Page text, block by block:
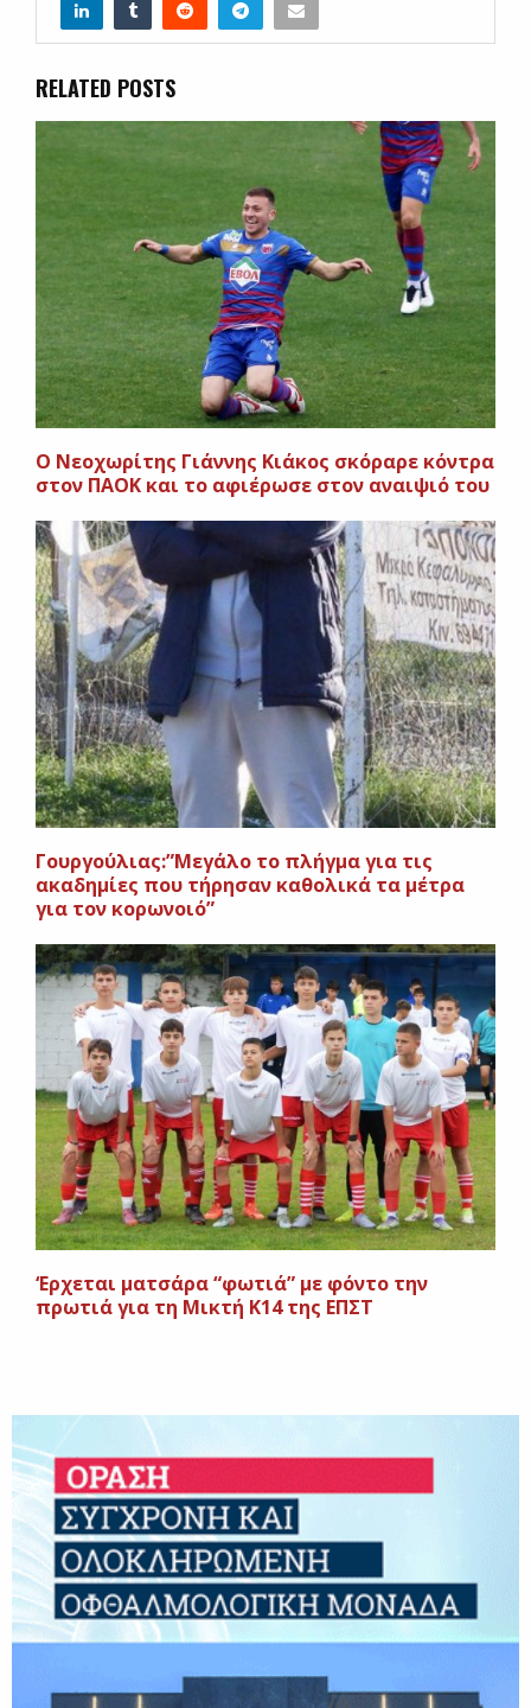
RELATED POSTS
O Νεοχωρίτης Γιάννης Κιάκος σκόραρε κόντρα
στον ΠΑΟΚ και το αφιέρωσε στον αναιψιό του
Γουργούλιας:”Μεγάλο το πλήγμα για τις
ακαδημίες που τήρησαν καθολικά τα μέτρα
για τον κορωνοιό”
‘Ερχεται ματσάρα “φωτιά” με φόντο την
πρωτιά για τη Μικτή Κ14 της ΕΠΣΤ